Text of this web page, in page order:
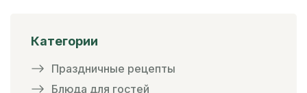
Категории
Праздничные рецепты
Блюда для гостей